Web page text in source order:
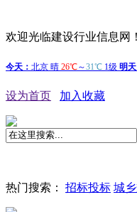
欢迎光临建设行业信息网！
设为首页 加入收藏
热门搜索： 招标投标 城